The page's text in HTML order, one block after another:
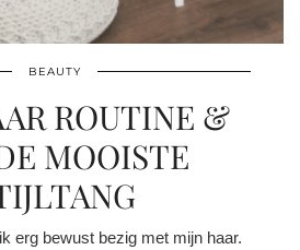
BEAUTY
ROUTINE &
MOOISTE
erg bewust bezig met mijn haar.